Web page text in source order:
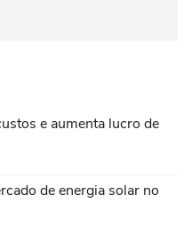
e aumenta lucro de
de energia solar no